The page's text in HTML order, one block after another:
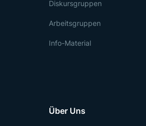
Diskursgruppen
Arbeitsgruppen
Info-Material
Über Uns